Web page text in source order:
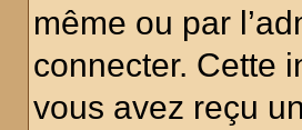
même ou par
connecter. Cette
vous avez reçu